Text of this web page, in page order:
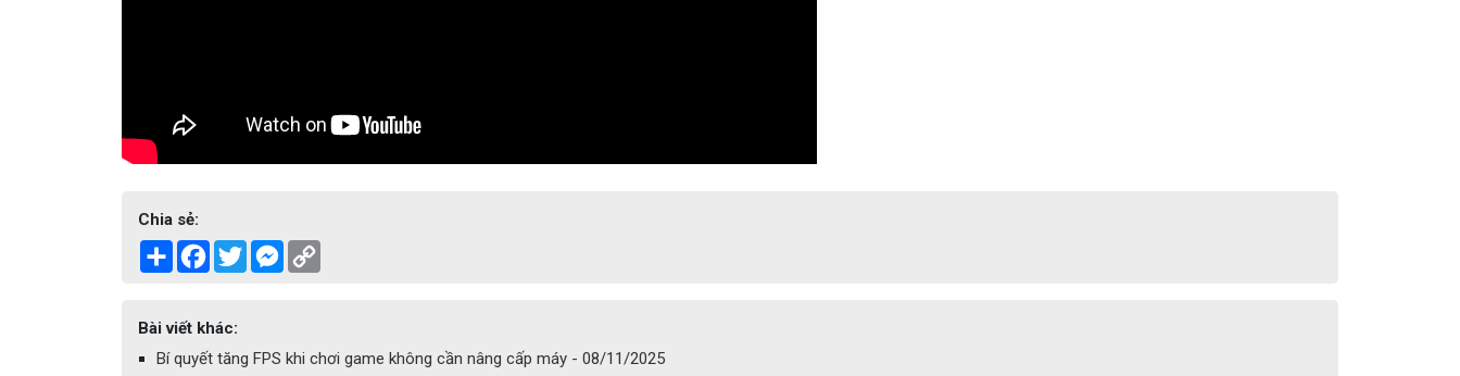
Chia sẻ:
Share Facebook
TwitterMessenger
Bài viết khác:
Bí quyết tăng FPS khi chơi game không cần nâng cấp máy - 08/11/2025